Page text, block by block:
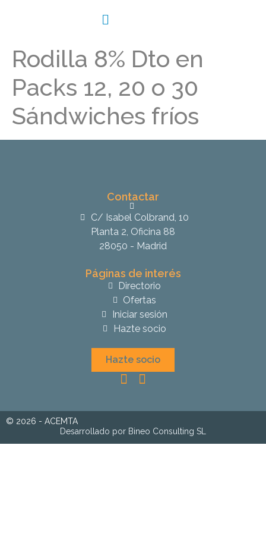
Rodilla 8% Dto en
Packs 12, 20 o 30
Sándwiches fríos
Contactar
C/ Isabel Colbrand, 10
Planta 2, Oficina 88
28050 - Madrid
Páginas de interés
Directorio
Ofertas
Iniciar sesión
Hazte socio
Hazte socio
© 2026 - ACEMTA
Desarrollado por Bineo Consulting SL